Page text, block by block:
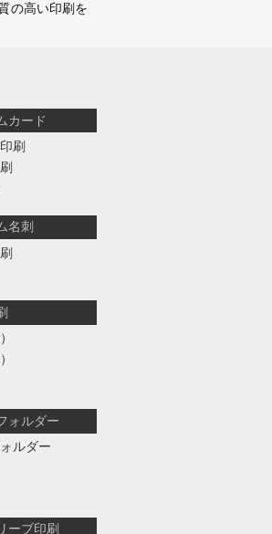
の高い印刷を
カード
刷
名刺
ォルダー
ルダー
ーブ印刷